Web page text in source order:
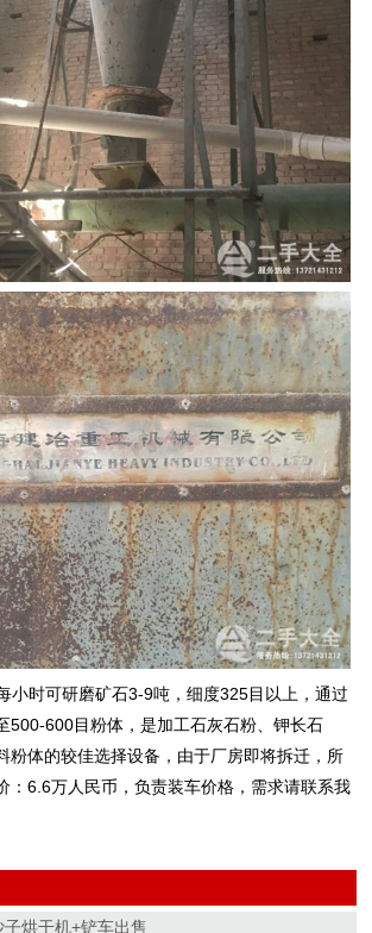
小时可研磨矿石3-9吨，细度325目以上，通过
500-600目粉体，是加工石灰石粉、钾长石
粉体的较佳选择设备，由于厂房即将拆迁，所
：6.6万人民币，负责装车价格，需求请联系我
烘干机+铲车出售